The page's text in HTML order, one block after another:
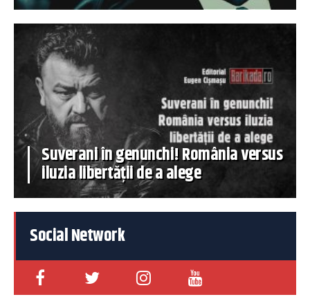
Suverani în genunchi! România versus
iluzia libertății de a alege
Social Network